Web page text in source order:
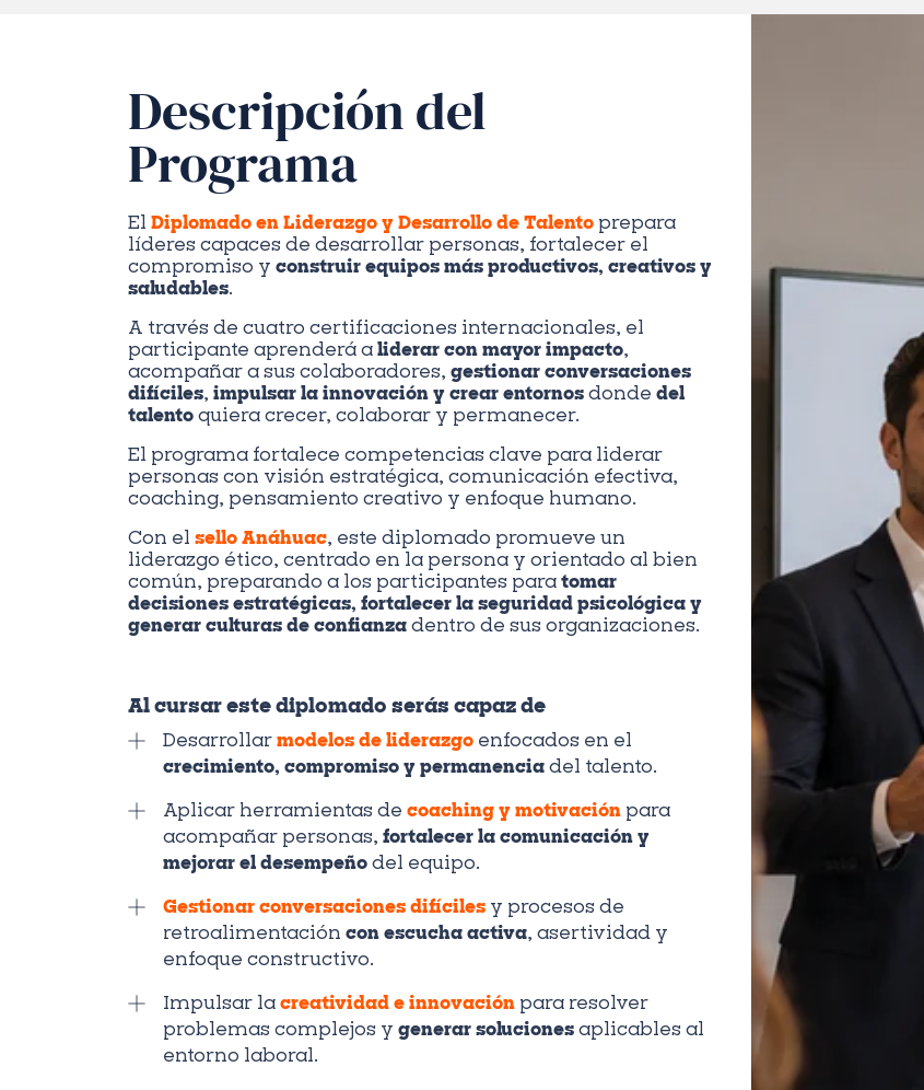
Descripción del
Programa
El Diplomado en Liderazgo y Desarrollo de Talento prepara
líderes capaces de desarrollar personas, fortalecer el
compromiso y construir equipos más productivos, creativos y
saludables.
A través de cuatro certificaciones internacionales, el
participante aprenderá a liderar con mayor impacto,
acompañar a sus colaboradores, gestionar conversaciones
difíciles, impulsar la innovación y crear entornos donde del
talento quiera crecer, colaborar y permanecer.
El programa fortalece competencias clave para liderar
personas con visión estratégica, comunicación efectiva,
coaching, pensamiento creativo y enfoque humano.
Con el sello Anáhuac, este diplomado promueve un
liderazgo ético, centrado en la persona y orientado al bien
común, preparando a los participantes para tomar
decisiones estratégicas, fortalecer la seguridad psicológica y
generar culturas de confianza dentro de sus organizaciones.
Al cursar este diplomado serás capaz de
Desarrollar modelos de liderazgo enfocados en el
crecimiento, compromiso y permanencia del talento.
Aplicar herramientas de coaching y motivación para
acompañar personas, fortalecer la comunicación y
mejorar el desempeño del equipo.
Gestionar conversaciones difíciles y procesos de
retroalimentación con escucha activa, asertividad y
enfoque constructivo.
Impulsar la creatividad e innovación para resolver
problemas complejos y generar soluciones aplicables al
entorno laboral.